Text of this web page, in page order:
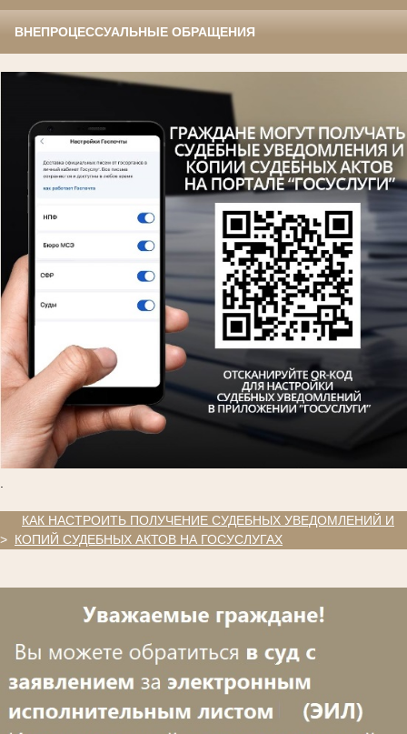
ВНЕПРОЦЕССУАЛЬНЫЕ ОБРАЩЕНИЯ
>
КАК НАСТРОИТЬ ПОЛУЧЕНИЕ СУДЕБНЫХ УВЕДОМЛЕНИЙ И
КОПИЙ СУДЕБНЫХ АКТОВ НА ГОСУСЛУГАХ